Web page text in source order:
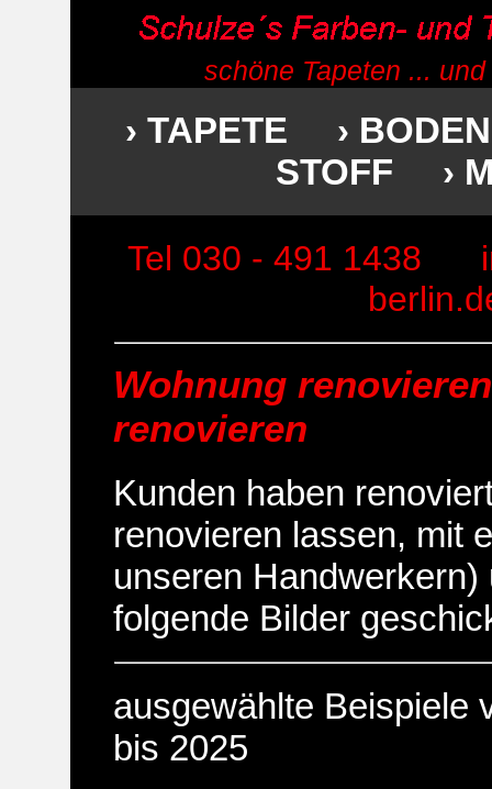
schöne Tapeten ...
› TAPETE
› BODEN
STOFF ›
Tel 030 - 491 1438
Wohnung
renovieren
Kunden haben
renovieren lassen, mit
unseren Handwerkern)
folgende Bilder
ausgewählte Beispiele
bis 2025